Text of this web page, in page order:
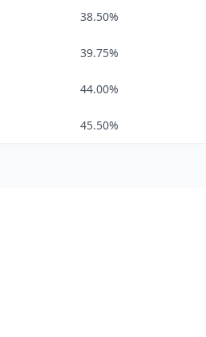
38.50%
39.75%
44.00%
45.50%